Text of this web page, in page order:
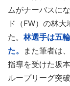
ムがナーバスに
ド（FW）の林
た。林選手は五
た。
また筆者は
指導を受けた坂
ループリーグ突